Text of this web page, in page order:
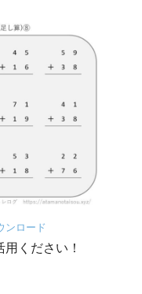
ンロード
ください！